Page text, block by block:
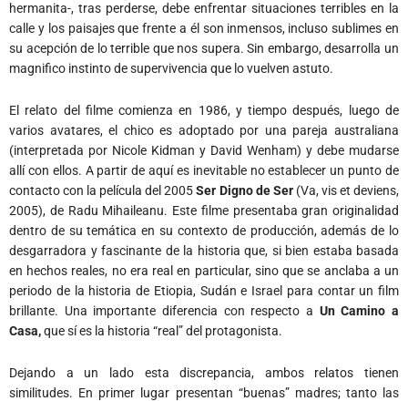
hermanita-, tras perderse, debe enfrentar situaciones terribles en la
calle y los paisajes que frente a él son inmensos, incluso sublimes en
su acepción de lo terrible que nos supera. Sin embargo, desarrolla un
magnifico instinto de supervivencia que lo vuelven astuto.
El relato del filme comienza en 1986, y tiempo después, luego de
varios avatares, el chico es adoptado por una pareja australiana
(interpretada por Nicole Kidman y David Wenham) y debe mudarse
allí con ellos. A partir de aquí es inevitable no establecer un punto de
contacto con la película del 2005Ser Digno de Ser(Va, vis et deviens,
2005), de Radu Mihaileanu. Este filme presentaba gran originalidad
dentro de su temática en su contexto de producción, además de lo
desgarradora y fascinante de la historia que, si bien estaba basada
en hechos reales, no era real en particular, sino que se anclaba a un
periodo de la historia de Etiopia, Sudán e Israel para contar un film
brillante. Una importante diferencia con respecto a Un Camino a
Casa,que sí es la historia “real” del protagonista.
Dejando a un lado esta discrepancia, ambos relatos tienen
similitudes. En primer lugar presentan “buenas” madres; tanto las